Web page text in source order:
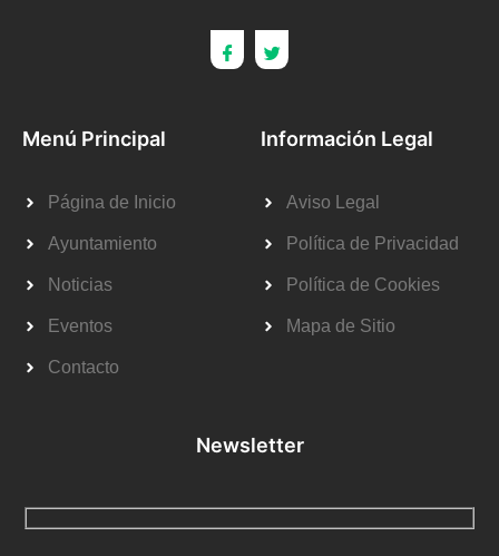
Menú Principal
Página de Inicio
Ayuntamiento
Noticias
Eventos
Contacto
Información Legal
Aviso Legal
Política de Privacidad
Política de Cookies
Mapa de Sitio
Newsletter